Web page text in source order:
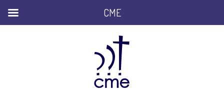
CME